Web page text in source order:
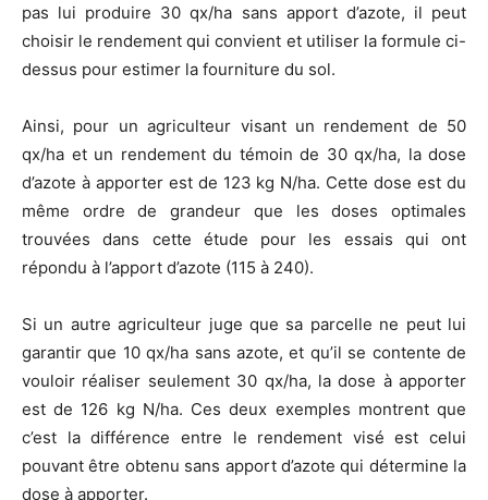
pas lui produire 30 qx/ha sans apport d’azote, il peut
choisir le rendement qui convient et utiliser la formule ci-
dessus pour estimer la fourniture du sol.
Ainsi, pour un agriculteur visant un rendement de 50
qx/ha et un rendement du témoin de 30 qx/ha, la dose
d’azote à apporter est de 123 kg N/ha. Cette dose est du
même ordre de grandeur que les doses optimales
trouvées dans cette étude pour les essais qui ont
répondu à l’apport d’azote (115 à 240).
Si un autre agriculteur juge que sa parcelle ne peut lui
garantir que 10 qx/ha sans azote, et qu’il se contente de
vouloir réaliser seulement 30 qx/ha, la dose à apporter
est de 126 kg N/ha. Ces deux exemples montrent que
c’est la différence entre le rendement visé est celui
pouvant être obtenu sans apport d’azote qui détermine la
dose à apporter.